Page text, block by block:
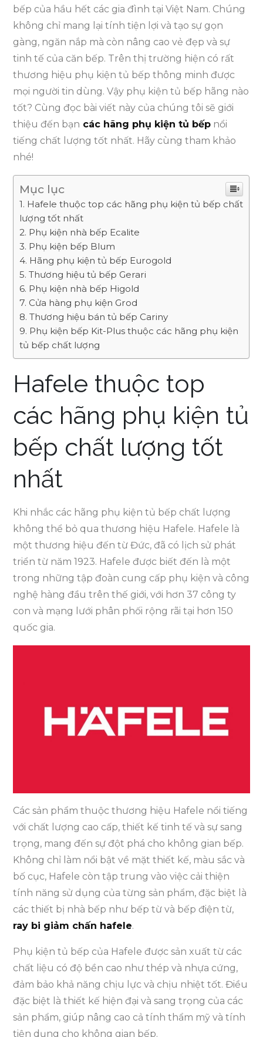
bếp của hầu hết các gia đình tại Việt Nam. Chúng
không chỉ mang lại tính tiện lợi và tạo sự gọn
gàng, ngăn nắp mà còn nâng cao vẻ đẹp và sự
tinh tế của căn bếp. Trên thị trường hiện có rất
thương hiệu phụ kiện tủ bếp thông minh được
mọi người tin dùng. Vậy phụ kiện tủ bếp hãng nào
tốt? Cùng đọc bài viết này của chúng tôi sẽ giới
thiệu đến bạn các hãng phụ kiện tủ bếp nổi
tiếng chất lượng tốt nhất. Hãy cùng tham khảo
nhé!
Mục lục
Hafele thuộc top các hãng phụ kiện tủ bếp chất
lượng tốt nhất
Phụ kiện nhà bếp Ecalite
Phụ kiện bếp Blum
Hãng phụ kiện tủ bếp Eurogold
Thương hiệu tủ bếp Gerari
Phụ kiện nhà bếp Higold
Cửa hàng phụ kiện Grod
Thương hiệu bán tủ bếp Cariny
Phụ kiện bếp Kit-Plus thuộc các hãng phụ kiện
tủ bếp chất lượng
Hafele thuộc top
các hãng phụ kiện tủ
bếp chất lượng tốt
nhất
Khi nhắc các hãng phụ kiện tủ bếp chất lượng
không thể bỏ qua thương hiệu Hafele. Hafele là
một thương hiệu đến từ Đức, đã có lịch sử phát
triển từ năm 1923. Hafele được biết đến là một
trong những tập đoàn cung cấp phụ kiện và công
nghệ hàng đầu trên thế giới, với hơn 37 công ty
con và mạng lưới phân phối rộng rãi tại hơn 150
quốc gia.
Các sản phẩm thuộc thương hiệu Hafele nổi tiếng
với chất lượng cao cấp, thiết kế tinh tế và sự sang
trọng, mang đến sự đột phá cho không gian bếp.
Không chỉ làm nổi bật về mặt thiết kế, màu sắc và
bố cục, Hafele còn tập trung vào việc cải thiện
tính năng sử dụng của từng sản phẩm, đặc biệt là
các thiết bị nhà bếp như bếp từ và bếp điện từ,
ray bi giảm chấn hafele.
Phụ kiện tủ bếp của Hafele được sản xuất từ các
chất liệu có độ bền cao như thép và nhựa cứng,
đảm bảo khả năng chịu lực và chịu nhiệt tốt. Điều
đặc biệt là thiết kế hiện đại và sang trọng của các
sản phẩm, giúp nâng cao cả tính thẩm mỹ và tính
tiện dụng cho không gian bếp.